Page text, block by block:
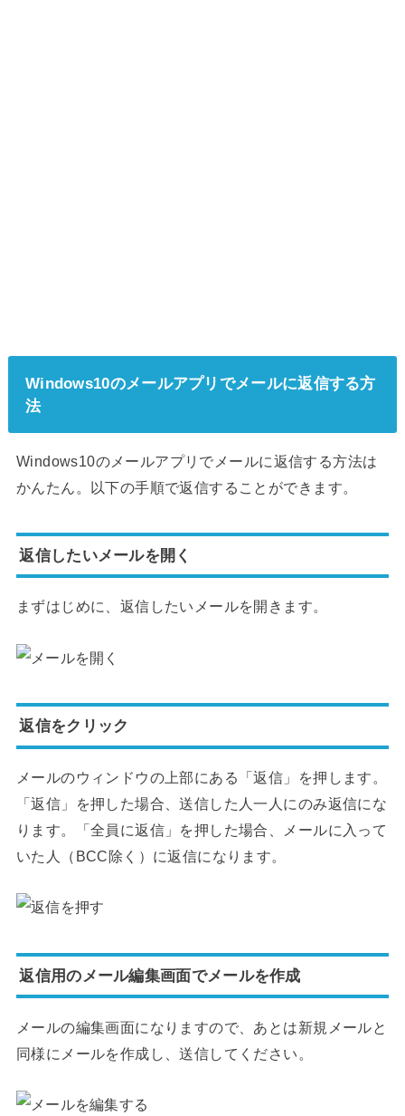
Windows10のメールアプリでメールに返信する方
法
Windows10のメールアプリでメールに返信する方法は
かんたん。以下の手順で返信することができます。
返信したいメールを開く
まずはじめに、返信したいメールを開きます。
返信をクリック
メールのウィンドウの上部にある「返信」を押します。
「返信」を押した場合、送信した人一人にのみ返信にな
ります。「全員に返信」を押した場合、メールに入って
いた人（BCC除く）に返信になります。
返信用のメール編集画面でメールを作成
メールの編集画面になりますので、あとは新規メールと
同様にメールを作成し、送信してください。